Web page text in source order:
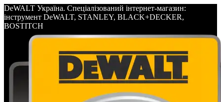
DeWALT Україна. Спеціалізований інтернет-магазин:
інструмент DeWALT, STANLEY, BLACK+DECKER,
BOSTITCH